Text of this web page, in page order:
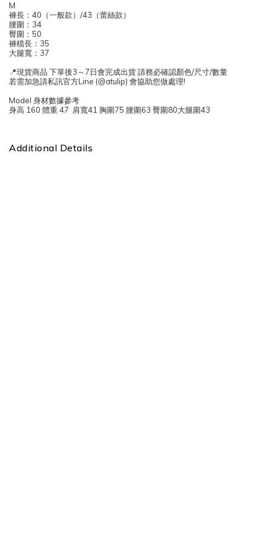
M
褲長：40（一般款）/43（蕾絲款）
腰圍：34
臀圍：50
褲檔長：35
大腿寬：37
📍現貨商品 下單後3～7日會完成出貨 請務必確認顏色/尺寸/數量
若需加急請私訊官方Line (@atulip) 會協助您做處理!
Model 身材數據參考
身高 160 體重 47 肩寬41 胸圍75 腰圍63 臀圍80大腿圍43
Additional Details